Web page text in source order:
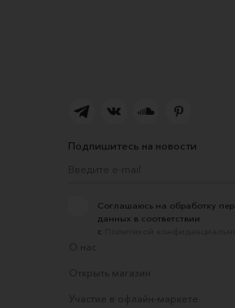
Подпишитесь на новости
Соглашаюсь на обработку
данных в соответствии
с
О нас
Открыть магазин
Участие в офлайн-маркете